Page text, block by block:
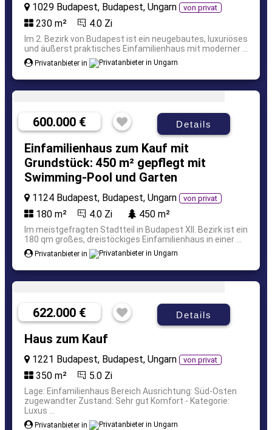
1029 Budapest, Budapest, Ungarn von privat
230 m² 4.0 Zi
Im 2. Bezirk von Budapest ist ein neugebautes, luxuriöses
und äußerst praktisches Einfamilienhaus mit moderner ...
Privatanbieter in
600.000 € Details
Einfamilienhaus zum Kauf mit
Grundstück: 450 m² gepflegt mit
Swimming-Pool und Garten
1124 Budapest, Budapest, Ungarn von privat
180 m² 4.0 Zi 450 m²
Im meistgefragten Stadtteil in Budapest XII. Bezirk ist ein
180 qm großes, dreistöckiges Einfamilienhaus in einer ...
Privatanbieter in
622.000 € Details
Haus zum Kauf
1221 Budapest, Budapest, Ungarn von privat
350 m² 5.0 Zi
Lage: Einfamilienhaus Bereich Ausrichtung: Süd-Osten
zugewandter Zustand: Sehr gut Komfort - Kategorie:
Luxus ...
Privatanbieter in